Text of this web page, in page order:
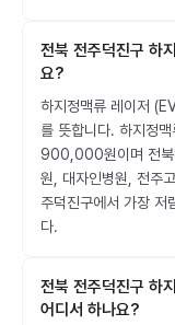
전북 전주덕진구 하
요?
하지정맥류 레이저
를 뜻합니다. 하지정
900,000원이며 전북
원, 대자인병원, 전주
주덕진구에서 가장 저
다.
전북 전주덕진구 하
어디서 하나요?